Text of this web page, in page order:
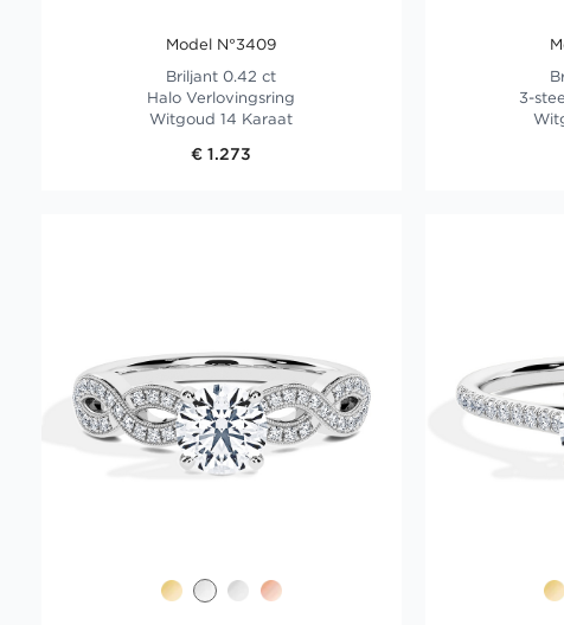
Model N°3409
Briljant 0.42 ct
Halo Verlovingsring
Witgoud 14 Karaat
€ 1.273
3-